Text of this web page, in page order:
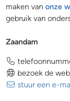
maken van onze
gebruik van
Zaandam
bezoek de
stuur een e-